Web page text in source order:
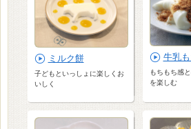
ミルク餅
子どもといっしょに楽しくお
いしく
牛乳
もちもち感
を楽しむ